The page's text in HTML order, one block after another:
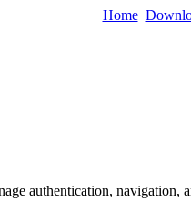
Home
authentication,